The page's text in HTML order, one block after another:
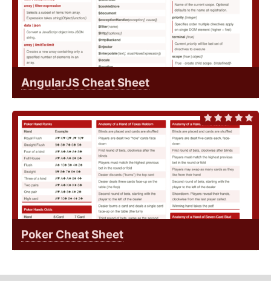
AngularJS Cheat Sheet
Poker Cheat Sheet